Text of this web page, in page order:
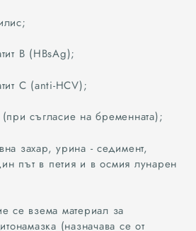
В (HBsAg);
С (anti-HCV);
съгласие на бременната);
захар, урина - седимент,
път в петия и в осмия лунарен
се взема материал за
(назначава се от